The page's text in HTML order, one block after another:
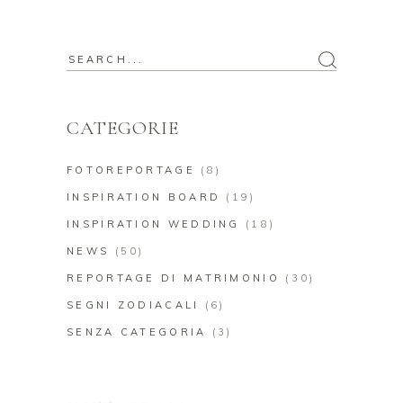
Search
CATEGORIE
FOTOREPORTAGE (8)
INSPIRATION BOARD (19)
INSPIRATION WEDDING (18)
NEWS (50)
REPORTAGE DI MATRIMONIO (30)
SEGNI ZODIACALI (6)
SENZA CATEGORIA (3)